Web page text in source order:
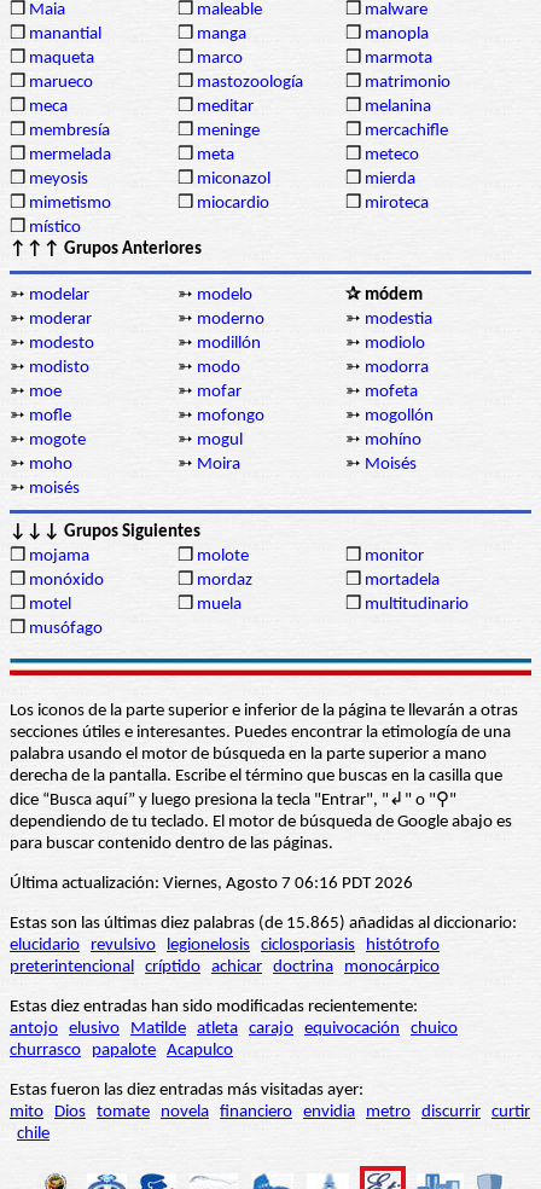
❒ Maia ❒ maleable ❒ malware
❒ manantial ❒ manga ❒ manopla
❒ maqueta ❒ marco ❒ marmota
❒ marueco ❒ mastozoología ❒ matrimonio
❒ meca ❒ meditar ❒ melanina
❒ membresía ❒ meninge ❒ mercachifle
❒ mermelada ❒ meta ❒ meteco
❒ meyosis ❒ miconazol ❒ mierda
❒ mimetismo ❒ miocardio ❒ miroteca
❒ místico
↑↑↑ Grupos Anteriores
➳ modelar ➳ modelo
✰ módem
➳ moderar ➳ moderno ➳ modestia
➳ modesto ➳ modillón ➳ modiolo
➳ modisto ➳ modo ➳ modorra
➳ moe ➳ mofar ➳ mofeta
➳ mofle ➳ mofongo ➳ mogollón
➳ mogote ➳ mogul ➳ mohíno
➳ moho ➳ Moira ➳ Moisés
➳ moisés
↓↓↓ Grupos Siguientes
❒ mojama ❒ molote ❒ monitor
❒ monóxido ❒ mordaz ❒ mortadela
❒ motel ❒ muela ❒ multitudinario
❒ musófago
Los iconos de la parte superior e inferior de la página te llevarán a otras
secciones útiles e interesantes. Puedes encontrar la etimología de una
palabra usando el motor de búsqueda en la parte superior a mano
derecha de la pantalla. Escribe el término que buscas en la casilla que
dice “Busca aquí” y luego presiona la tecla "Entrar", "↲" o "⚲"
dependiendo de tu teclado. El motor de búsqueda de Google abajo es
para buscar contenido dentro de las páginas.
Última actualización: Viernes, Agosto 7 06:16 PDT 2026
Estas son las últimas diez palabras (de 15.865) añadidas al diccionario:
elucidario
revulsivo legionelosis ciclosporiasis
histótrofo
preterintencional críptido achicar doctrina monocárpico
Estas diez entradas han sido modificadas recientemente:
antojo elusivo Matilde atleta carajo equivocación
chuico
churrasco
papalote Acapulco
Estas fueron las diez entradas más visitadas ayer:
mito
Dios tomate novela financiero envidia metro discurrir curtir
chile